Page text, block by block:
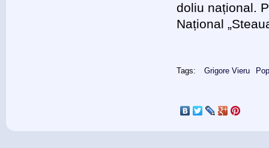
doliu național.
Național
Tags: Grigore Vieru